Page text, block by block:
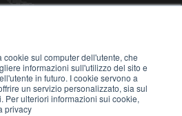
cookie sul computer dell'utente, che
informazioni sull'utilizzo del sito e
in futuro. I cookie servono a
un servizio personalizzato, sia sul
Per ulteriori informazioni sui cookie,
privacy